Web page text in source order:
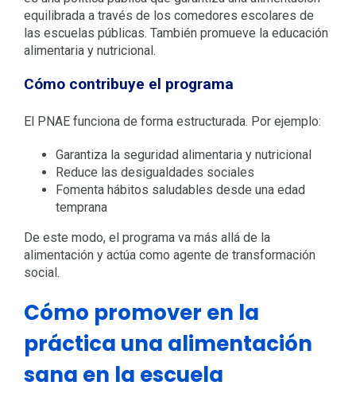
equilibrada a través de los comedores escolares de
las escuelas públicas. También promueve la educación
alimentaria y nutricional.
Cómo contribuye el programa
El PNAE funciona de forma estructurada. Por ejemplo:
Garantiza la seguridad alimentaria y nutricional
Reduce las desigualdades sociales
Fomenta hábitos saludables desde una edad
temprana
De este modo, el programa va más allá de la
alimentación y actúa como agente de transformación
social.
Cómo promover en la
práctica una alimentación
sana en la escuela